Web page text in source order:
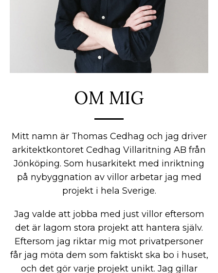
OM MIG
Mitt namn är Thomas Cedhag och jag driver
arkitektkontoret Cedhag Villaritning AB från
Jönköping. Som husarkitekt med inriktning
på nybyggnation av villor arbetar jag med
projekt i hela Sverige.
Jag valde att jobba med just villor eftersom
det är lagom stora projekt att hantera själv.
Eftersom jag riktar mig mot privatpersoner
får jag möta dem som faktiskt ska bo i huset,
och det gör varje projekt unikt. Jag gillar